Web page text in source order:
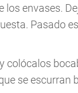
envases.
Pasado
colócalos
se escurran